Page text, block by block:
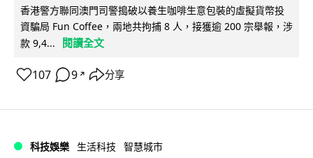
香港警方聯同澳門司警搗破以養生咖啡生意包裝的虛擬貨幣投
資騙局 Fun Coffee，兩地共拘捕 8 人，接獲逾 200 宗舉報，涉
款 9,4...
閱讀全文
107 9 ↗ 分享
科技娛樂 生活科技 智慧城市